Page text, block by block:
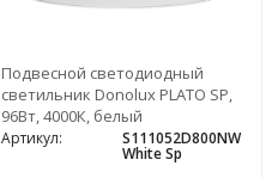
Подвесной светодиодный
светильник Donolux PLATO SP,
96Вт, 4000К, белый
Артикул: S111052D800NW
White Sp